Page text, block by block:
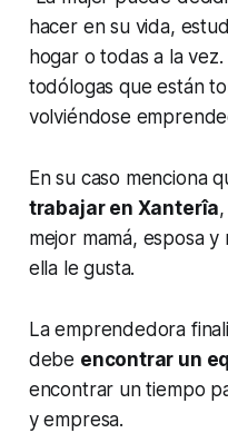
hacer en su vida,
hogar o todas a la
todólogas que están
volviéndose
En su caso menciona
trabajar en Xanterîa
mejor mamá, esposa
ella le gusta.
La emprendedora
debe encontrar un
encontrar un tiempo
y empresa.